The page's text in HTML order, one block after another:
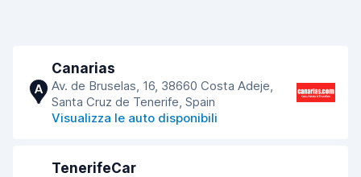
A
Canarias
Av. de Bruselas, 16, 38660 Costa Adeje,
Santa Cruz de Tenerife, Spain
Visualizza le auto disponibili
TenerifeCar